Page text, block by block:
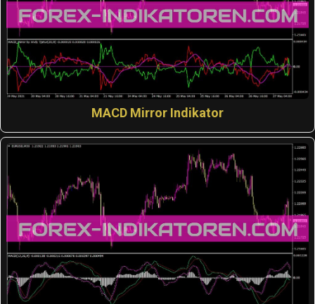
MACD Mirror Indikator